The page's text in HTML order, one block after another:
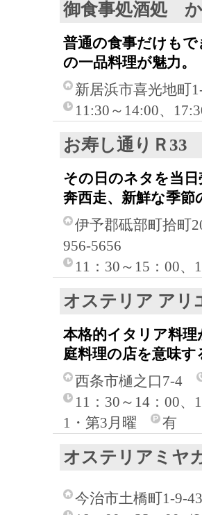
御食事処酒処
普通の食事だけも
の一品料理が魅力。
新居浜市喜光地町
11:30～14:00、
お寿し通りＲ33
その日のネタを当
奔西走、新鮮な季節
伊予郡砥部町拾町
956-5656
11：30～15：00
オステリア アリ
本格的イタリア料
庭料理の店を意味す
西条市樋之口7-4
11：30～14：00
1・第3月曜
有
オステリアミヤ
今治市土橋町1-9-43